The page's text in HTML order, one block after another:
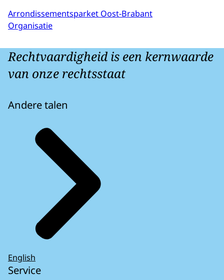
Arrondissementsparket Oost-Brabant
Organisatie
Rechtvaardigheid is een kernwaarde
van onze rechtsstaat
Andere talen
English
Service